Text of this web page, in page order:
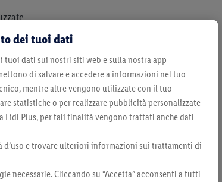
latte
di
soia,
dei tuoi dati
tuoi dati sui nostri siti web e sulla nostra app
di salvare e accedere a informazioni nel tuo
mentre altre vengono utilizzate con il tuo
statistiche o per realizzare pubblicità personalizzate
Lidl Plus, per tali finalità vengono trattati anche dati
d’uso e trovare ulteriori informazioni sui trattamenti di
necessarie. Cliccando su “Accetta” acconsenti a tutti